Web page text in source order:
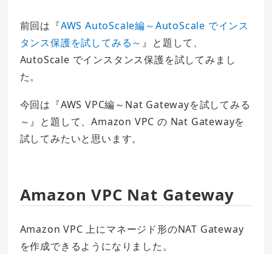
前回は『AWS AutoScale編～AutoScale でインス
タンス保護を試してみる～ 』と題して、
AutoScale でインスタンス保護を試してみまし
た。
今回は『AWS VPC編～Nat Gatewayを試してみる
～』と題して、Amazon VPC の Nat Gatewayを
試してみたいと思います。
Amazon VPC Nat Gateway
Amazon VPC 上にマネージド形のNAT Gateway
を作成できるようになりました。